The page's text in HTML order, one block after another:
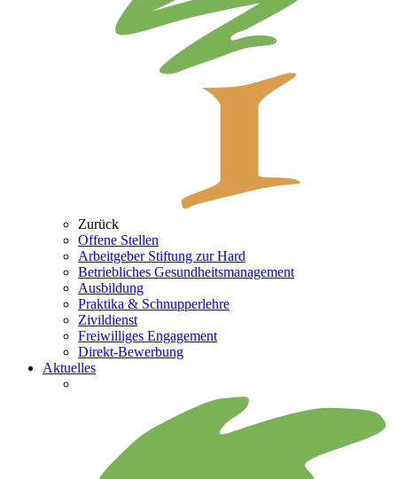
Zurück
Offene Stellen
Arbeitgeber Stiftung zur Hard
Betriebliches Gesundheitsmanagement
Ausbildung
Praktika & Schnupperlehre
Zivildienst
Freiwilliges Engagement
Direkt-Bewerbung
Aktuelles